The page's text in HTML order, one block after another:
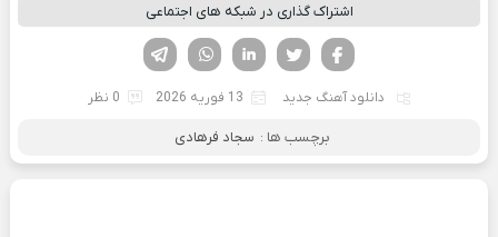
اشتراک گذاری در شبکه های اجتماعی
لینکدین تویتر
فیسوک
دانلود آهنگ جدید 13 فوریه 2026 0 نظر
برچسب ها : سجاد فرهادی